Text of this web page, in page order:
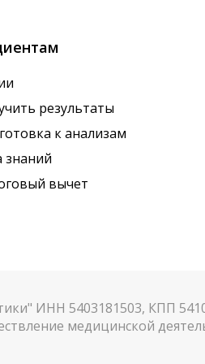
результаты
к анализам
знаний
вычет
ИНН 5403181503, КПП
медицинской